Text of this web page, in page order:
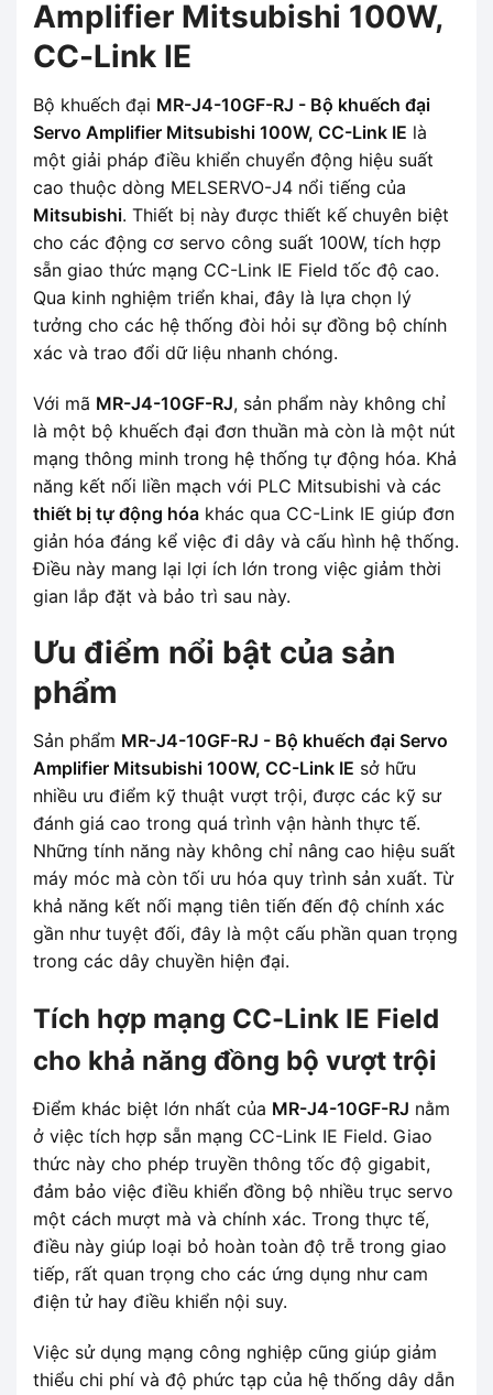
Amplifier Mitsubishi 100W,
CC-Link IE
Bộ khuếch đại MR-J4-10GF-RJ - Bộ khuếch đại
Servo Amplifier Mitsubishi 100W, CC-Link IE là
một giải pháp điều khiển chuyển động hiệu suất
cao thuộc dòng MELSERVO-J4 nổi tiếng của
Mitsubishi. Thiết bị này được thiết kế chuyên biệt
cho các động cơ servo công suất 100W, tích hợp
sẵn giao thức mạng CC-Link IE Field tốc độ cao.
Qua kinh nghiệm triển khai, đây là lựa chọn lý
tưởng cho các hệ thống đòi hỏi sự đồng bộ chính
xác và trao đổi dữ liệu nhanh chóng.
Với mã MR-J4-10GF-RJ, sản phẩm này không chỉ
là một bộ khuếch đại đơn thuần mà còn là một nút
mạng thông minh trong hệ thống tự động hóa. Khả
năng kết nối liền mạch với PLC Mitsubishi và các
thiết bị tự động hóa khác qua CC-Link IE giúp đơn
giản hóa đáng kể việc đi dây và cấu hình hệ thống.
Điều này mang lại lợi ích lớn trong việc giảm thời
gian lắp đặt và bảo trì sau này.
Ưu điểm nổi bật của sản
phẩm
Sản phẩm MR-J4-10GF-RJ - Bộ khuếch đại Servo
Amplifier Mitsubishi 100W, CC-Link IE sở hữu
nhiều ưu điểm kỹ thuật vượt trội, được các kỹ sư
đánh giá cao trong quá trình vận hành thực tế.
Những tính năng này không chỉ nâng cao hiệu suất
máy móc mà còn tối ưu hóa quy trình sản xuất. Từ
khả năng kết nối mạng tiên tiến đến độ chính xác
gần như tuyệt đối, đây là một cấu phần quan trọng
trong các dây chuyền hiện đại.
Tích hợp mạng CC-Link IE Field
cho khả năng đồng bộ vượt trội
Điểm khác biệt lớn nhất của MR-J4-10GF-RJ nằm
ở việc tích hợp sẵn mạng CC-Link IE Field. Giao
thức này cho phép truyền thông tốc độ gigabit,
đảm bảo việc điều khiển đồng bộ nhiều trục servo
một cách mượt mà và chính xác. Trong thực tế,
điều này giúp loại bỏ hoàn toàn độ trễ trong giao
tiếp, rất quan trọng cho các ứng dụng như cam
điện tử hay điều khiển nội suy.
Việc sử dụng mạng công nghiệp cũng giúp giảm
thiểu chi phí và độ phức tạp của hệ thống dây dẫn